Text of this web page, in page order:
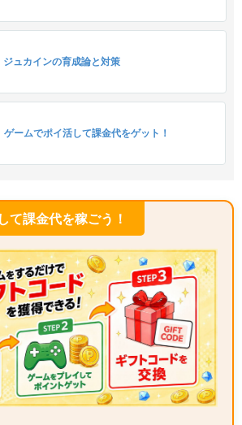
ジュカインの育成論と対策
ゲームでポイ活して課金代をゲット！
て課金代を稼ごう！